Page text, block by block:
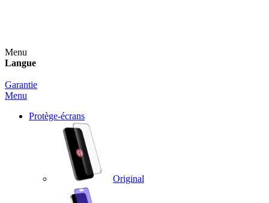
Menu
Langue
Garantie
Menu
Protège-écrans
Original